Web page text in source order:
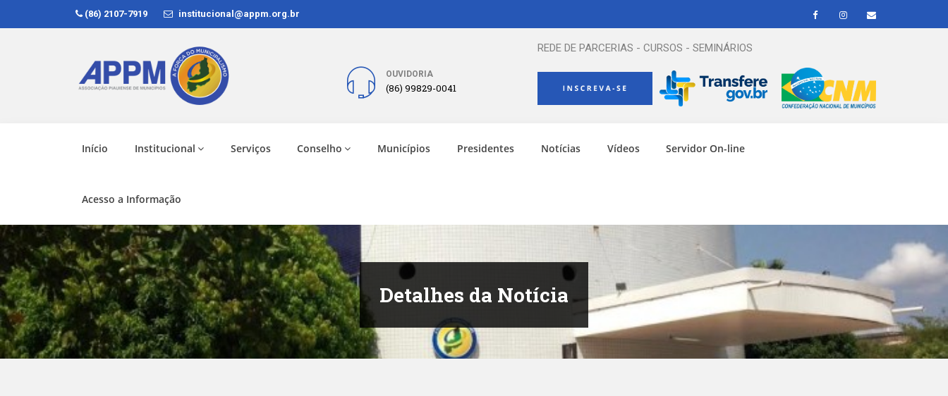
(86) 2107-7919 institucional@appm.org.br
OUVIDORIA
(86) 99829-0041
REDE DE PARCERIAS - CURSOS - SEMINÁRIOS
Início Institucional Serviços Conselho Municípios Presidentes Notícias Vídeos Servidor On-line
Acesso a Informação
Detalhes da Notícia